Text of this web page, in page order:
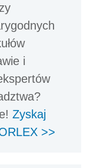
i
Zyskaj
>>